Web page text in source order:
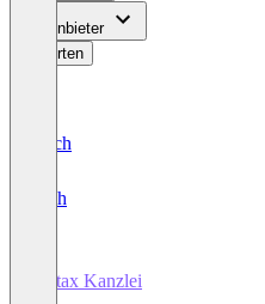
Für Anbieter
Bewerten
Deutsch
English
Stotax Kanzlei